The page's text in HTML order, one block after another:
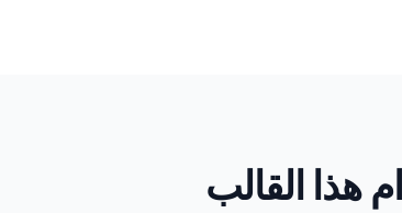
هذا القالب